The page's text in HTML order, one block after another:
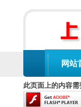
网站
此页面上的内容需